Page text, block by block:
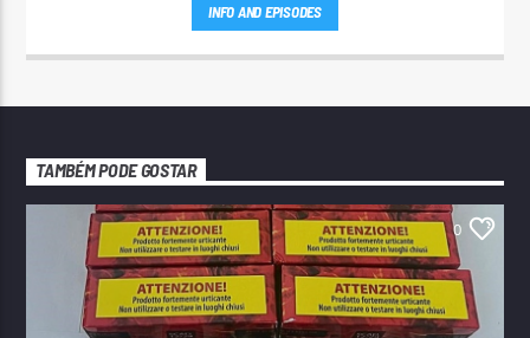
INFO AND EPISODES
TAMBÉM PODE GOSTAR
0